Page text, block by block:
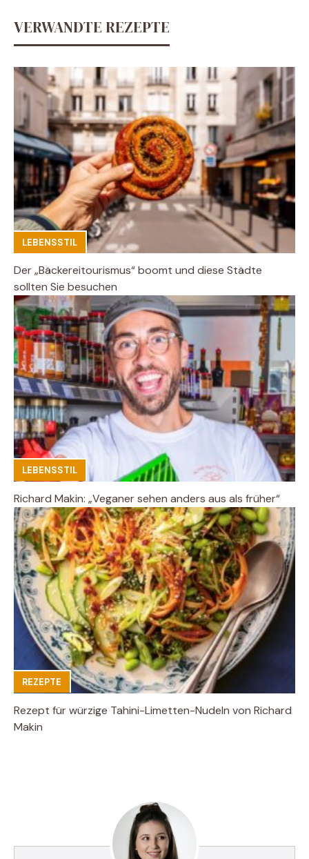
VERWANDTE REZEPTE
LEBENSSTIL
Der „Bäckereitourismus“ boomt und diese Städte
sollten Sie besuchen
LEBENSSTIL
Richard Makin: „Veganer sehen anders aus als früher“
REZEPTE
Rezept für würzige Tahini-Limetten-Nudeln von Richard
Makin